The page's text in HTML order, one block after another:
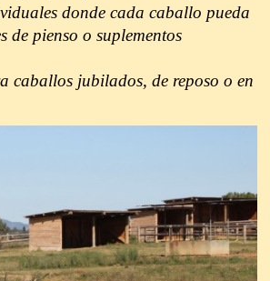
donde cada caballo pueda
de pienso o suplementos
caballos jubilados, de reposo o en